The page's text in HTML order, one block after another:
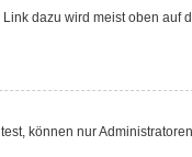
dazu wird meist oben auf
können nur